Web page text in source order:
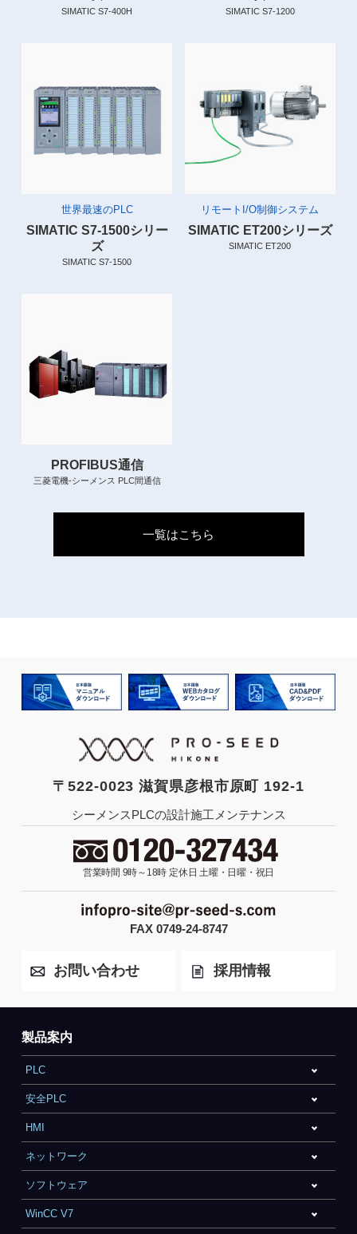
SIMATIC S7-400H SIMATIC S7-1200
世界最速のPLC
SIMATIC S7-1500シリー
ズ
SIMATIC S7-1500
リモートI/O制御システム
SIMATIC ET200シリーズ
SIMATIC ET200
PROFIBUS通信
三菱電機-シーメンス PLC間通信
一覧はこちら
〒522-0023 滋賀県彦根市原町 192-1
シーメンスPLCの設計施工メンテナンス
営業時間 9時～18時 定休日 土曜・日曜・祝日
FAX 0749-24-8747
お問い合わせ 採用情報
製品案内
PLC
安全PLC
HMI
ネットワーク
ソフトウェア
WinCC V7